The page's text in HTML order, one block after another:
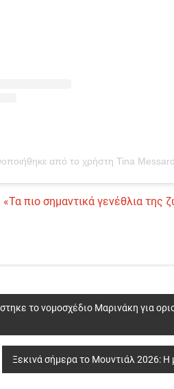
από το χρήστη Tina
πιο σημαντικά γενέθλια της
το νομοσχέδιο Μαρινάκη για
Ξεκινά σήμερα το Μουντιάλ 2026: Η